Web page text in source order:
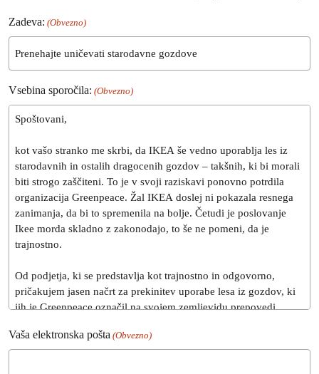
Zadeva: (Obvezno)
Vsebina sporočila: (Obvezno)
Vaša elektronska pošta (Obvezno)